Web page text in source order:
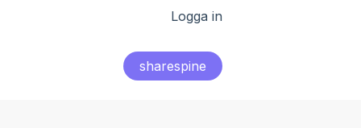
Logga in
sharespine